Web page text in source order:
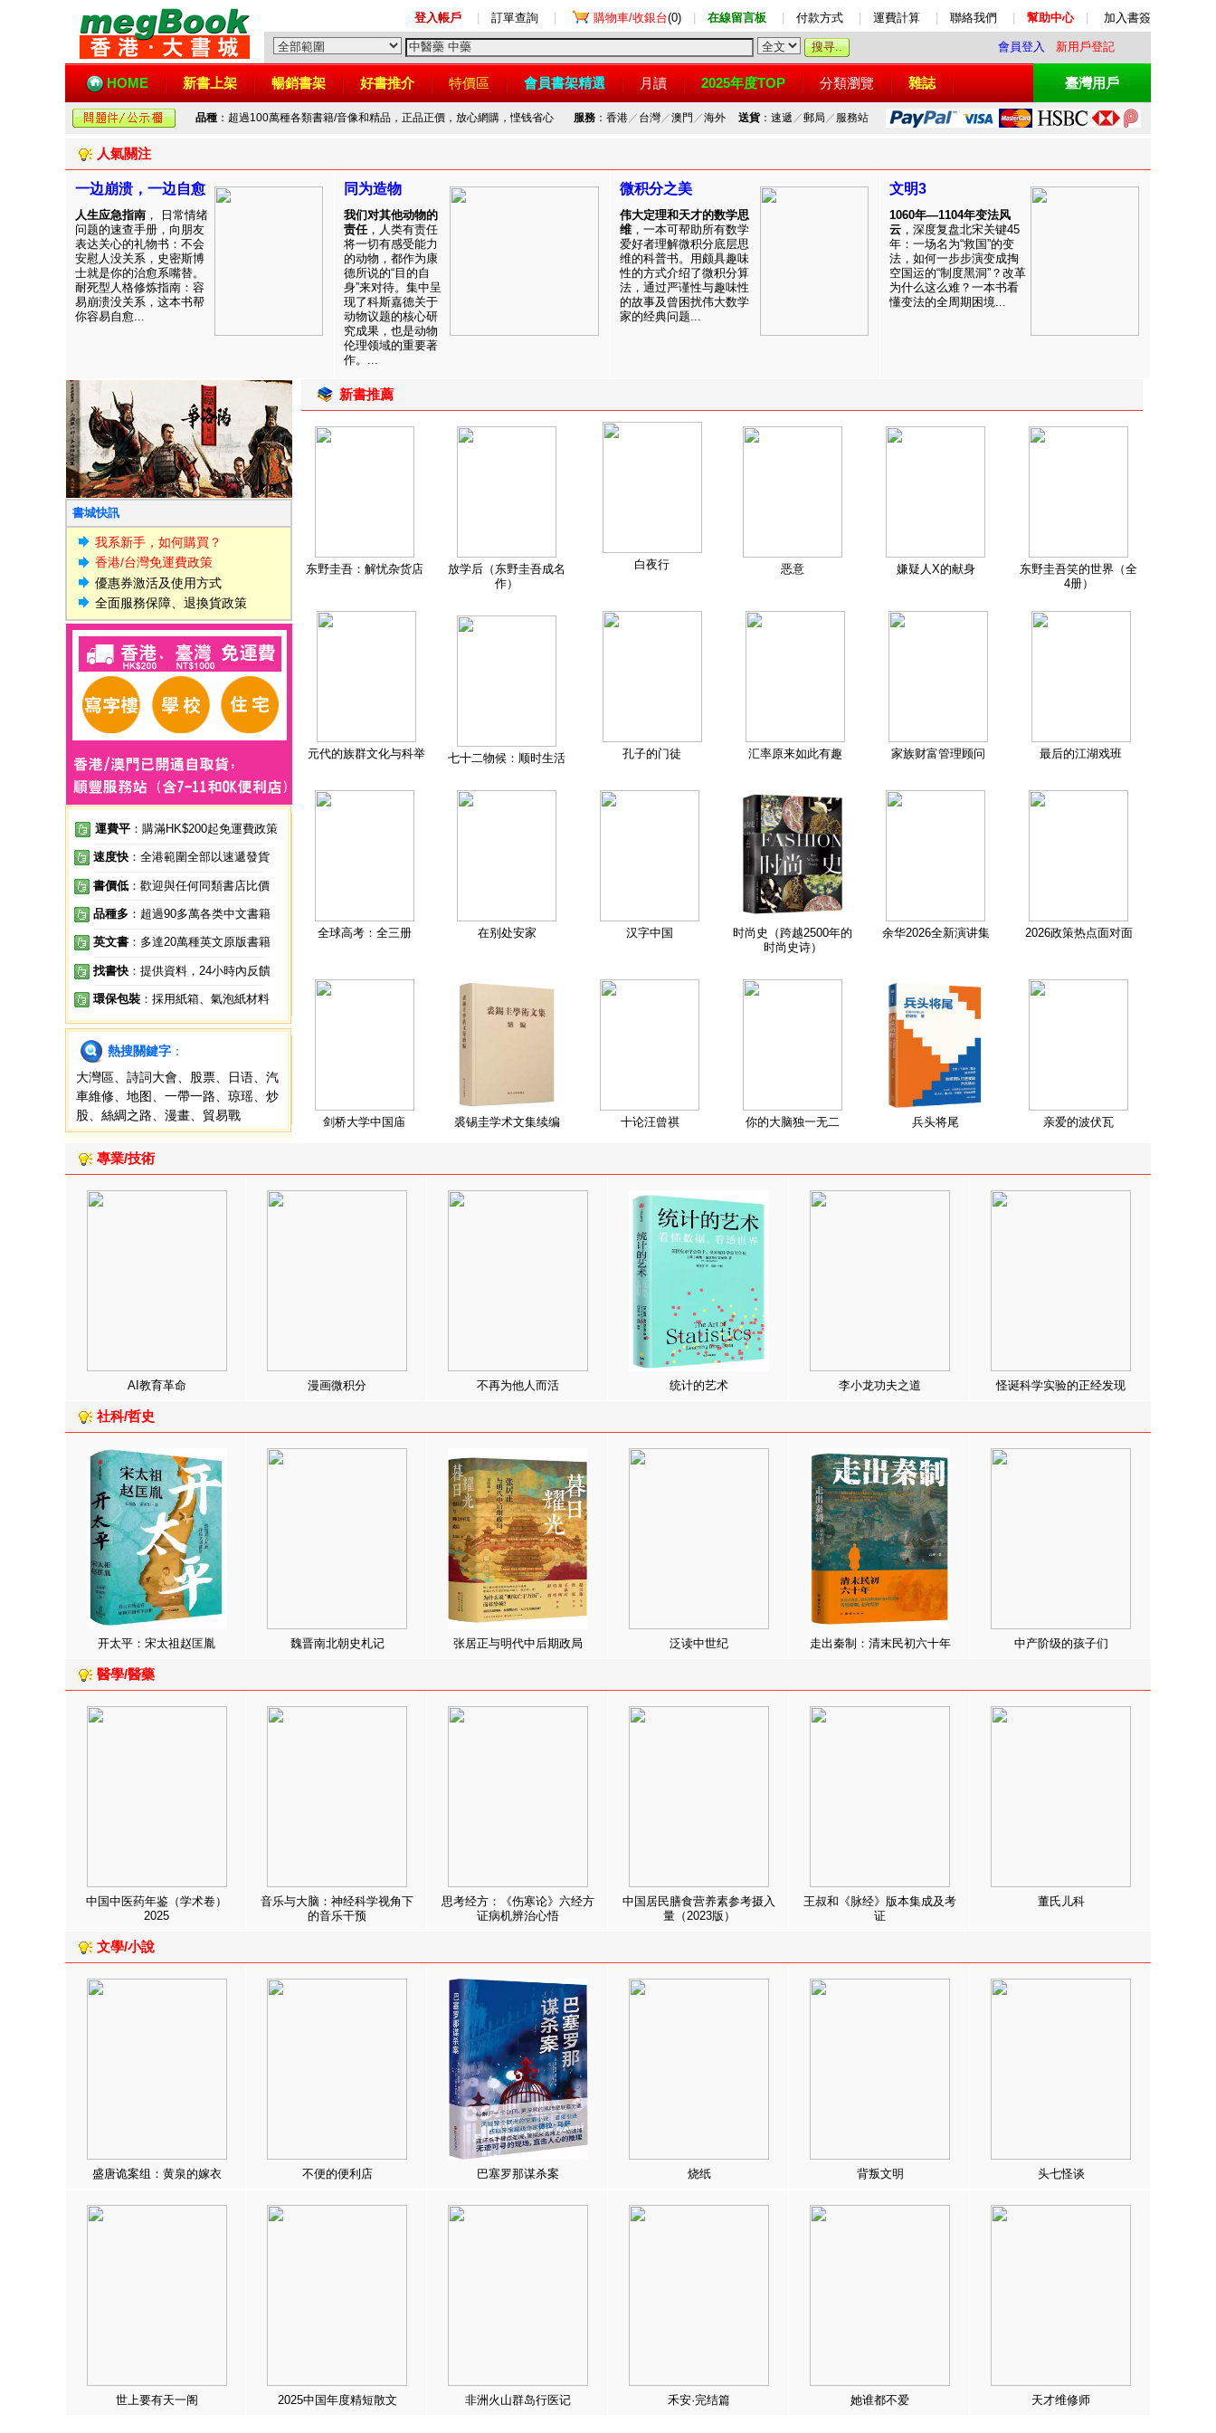
登入帳戶 訂單查詢 購物車/收銀台(0) 在線留言板 付款方式 運費計算 聯絡我們 幫助中心 加入書簽
會員登入 新用戶登記
HOME 新書上架 暢銷書架 好書推介 特價區 會員書架精選 月讀 2025年度TOP 分類瀏覽 雜誌 臺灣用戶
品種 ：超過100萬種各類書籍/音像和精品，正品正價，放心網購，悭钱省心 服務：香港／ 台灣／澳門 ／海外 送貨：速遞 ／郵局 ／ 服務站
人氣關注
一边崩溃，一边自愈
人生应急指南 ， 日常情绪
问题的速查手册，向朋友
表达关心的礼物书：不会
安慰人没关系，史密斯博
士就是你的治愈系嘴替。
耐死型人格修炼指南：容
易崩溃没关系，这本书帮
你容易自愈...
同为造物
我们对其他动物的
责任，人类有责任
将一切有感受能力
的动物，都作为康
德所说的“目的自
身”来对待。集中呈
现了科斯嘉德关于
动物议题的核心研
究成果，也是动物
伦理领域的重要著
作。...
微积分之美
伟大定理和天才的数学思
维 ，一本可帮助所有数学
爱好者理解微积分底层思
维的科普书。用颇具趣味
性的方式介绍了微积分算
法，通过严谨性与趣味性
的故事及曾困扰伟大数学
家的经典问题...
文明3
1060年—1104年变法风
云 ，深度复盘北宋关键45
年：一场名为“救国”的变
法，如何一步步演变成掏
空国运的“制度黑洞”？改革
为什么这么难？一本书看
懂变法的全周期困境...
書城快訊
我系新手，如何購買？
香港/台灣免運費政策
優惠券激活及使用方式
全面服務保障、退換貨政策
運費平 ：購滿HK$200起免運費政策
速度快 ：全港範圍全部以速遞發貨
書價低 ：歡迎與任何同類書店比價
品種多 ：超過90多萬各类中文書籍
英文書 ：多達20萬種英文原版書籍
找書快 ：提供資料，24小時內反饋
環保包裝 ：採用紙箱、氣泡紙材料
熱搜關鍵字 ：
大灣區
詩詞大會 股票 日语
汽
車維修
地图 一帶一路 琼瑶
炒
股
絲綢之路 漫畫 貿易戰
新書推薦
东野圭吾：解忧杂货店
放学后（东野圭吾成名
作）
白夜行 恶意 嫌疑人X的献身
东野圭吾笑的世界（全
4册）
元代的族群文化与科举 七十二物候：顺时生活 孔子的门徒 汇率原来如此有趣 家族财富管理顾问 最后的江湖戏班
全球高考：全三册 在别处安家 汉字中国
时尚史（跨越2500年的
时尚史诗）
余华2026全新演讲集 2026政策热点面对面
剑桥大学中国庙 裘锡圭学术文集续编 十论汪曾祺 你的大脑独一无二 兵头将尾 亲爱的波伏瓦
專業/技術
AI教育革命 漫画微积分 不再为他人而活 统计的艺术 李小龙功夫之道 怪诞科学实验的正经发现
社科/哲史
开太平：宋太祖赵匡胤 魏晋南北朝史札记 张居正与明代中后期政局 泛读中世纪 走出秦制：清末民初六十年 中产阶级的孩子们
醫學/醫藥
中国中医药年鉴（学术卷）
2025
音乐与大脑：神经科学视角下
的音乐干预
思考经方：《伤寒论》六经方
证病机辨治心悟
中国居民膳食营养素参考摄入
量（2023版）
王叔和《脉经》版本集成及考
证
董氏儿科
文學/小說
盛唐诡案组：黄泉的嫁衣 不便的便利店 巴塞罗那谋杀案 烧纸 背叛文明 头七怪谈
世上要有天一阁 2025中国年度精短散文 非洲火山群岛行医记 禾安·完结篇 她谁都不爱 天才维修师